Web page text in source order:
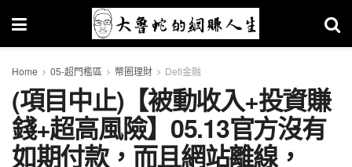
Home 05-超門檻區 幣圈理財 Defi金融
(項目中止)【被動收入+投資賺
錢+超高風險】05.13官方沒有
如期付款，而且網站離線，